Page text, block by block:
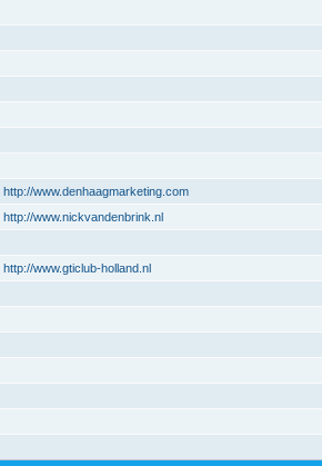
http://www.denhaagmarketing.com
http://www.nickvandenbrink.nl
http://www.gticlub-holland.nl